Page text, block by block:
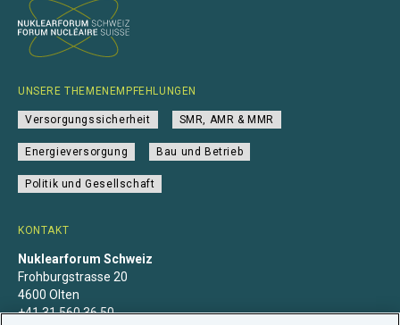
KONTAKT
Nuklearforum Schweiz
Frohburgstrasse 20
4600 Olten
+41 31 560 36 50
UNSERE THEMENEMPFEHLUNGEN
Versorgungssicherheit SMR, AMR & MMR
Energieversorgung Bau und Betrieb
Politik und Gesellschaft